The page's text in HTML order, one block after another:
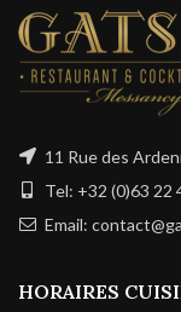
11 Rue des
Tel: +32 (0)63 22
Email:
HORAIRES